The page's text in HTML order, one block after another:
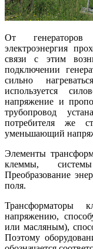
От генераторов
электроэнергия
связи с этим
подключении
сильно
используется
напряжение и
трубопровод
потребителя же
уменьшающий
Элементы
клеммы,
Преобразование
поля.
Трансформаторы
напряжению,
или масляным),
Поэтому